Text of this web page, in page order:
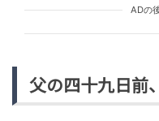
ADの
父の四十九日前